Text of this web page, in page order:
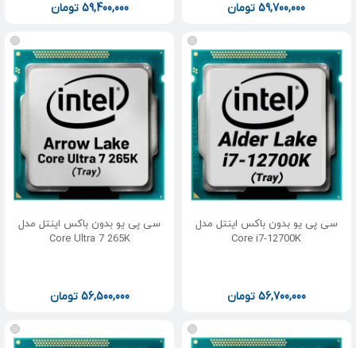
59,700,000تومان 59,400,000 تومان
سی پی یو بدون باکس اینتل مدل
Core i7-12700K
56,700,000 تومان
سی پی یو بدون باکس اینتل مدل
Core Ultra 7 265K
56,500,000 تومان